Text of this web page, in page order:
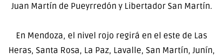
Juan Martín de Pueyrredón y Libertador San Martín.
En Mendoza, el nivel rojo regirá en el este de Las
Heras, Santa Rosa, La Paz, Lavalle, San Martín, Junín,